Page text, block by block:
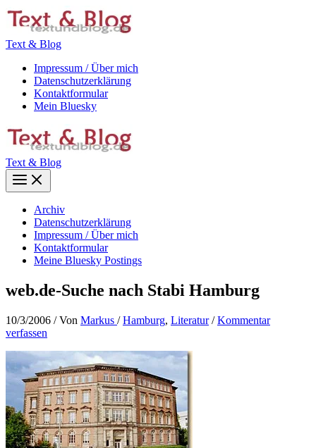
Zum
Inhalt
Text & Blog
Impressum / Über mich
Datenschutzerklärung
Kontaktformular
Mein Bluesky
Text & Blog
Main
Menu
Archiv
Datenschutzerklärung
Impressum / Über mich
Kontaktformular
Meine Bluesky Postings
web.de-Suche nach Stabi Hamburg
10/3/2006 / Von Markus /Hamburg, Literatur/Kommentar
verfassen